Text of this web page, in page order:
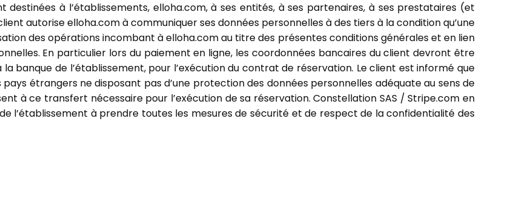
destinées à l’établissements, elloha.com, à ses entités, à ses partenaires, à ses prestataires (et
autorise elloha.com à communiquer ses données personnelles à des tiers à la condition qu’une
des opérations incombant à elloha.com au titre des présentes conditions générales et en lien
En particulier lors du paiement en ligne, les coordonnées bancaires du client devront être
banque de l’établissement, pour l’exécution du contrat de réservation. Le client est informé que
étrangers ne disposant pas d’une protection des données personnelles adéquate au sens de
à ce transfert nécessaire pour l’exécution de sa réservation. Constellation SAS / Stripe.com en
l’établissement à prendre toutes les mesures de sécurité et de respect de la confidentialité des